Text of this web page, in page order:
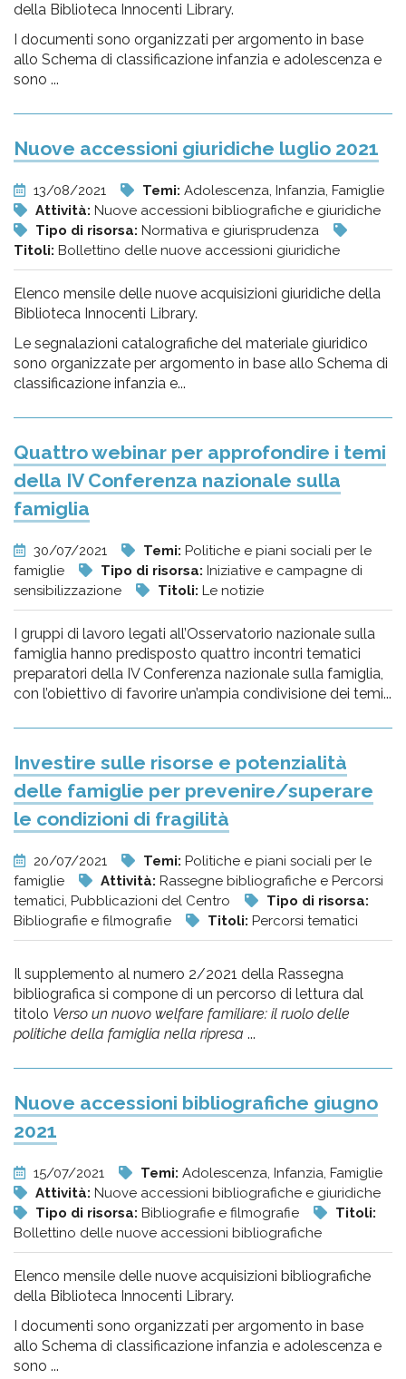
della Biblioteca Innocenti Library.
I documenti sono organizzati per argomento in base
allo Schema di classificazione infanzia e adolescenza e
sono ...
Nuove accessioni giuridiche luglio 2021
13/08/2021 Temi: Adolescenza, Infanzia, Famiglie
Attività: Nuove accessioni bibliografiche e giuridiche
Tipo di risorsa: Normativa e giurisprudenza
Titoli: Bollettino delle nuove accessioni giuridiche
Elenco mensile delle nuove acquisizioni giuridiche della
Biblioteca Innocenti Library.
Le segnalazioni catalografiche del materiale giuridico
sono organizzate per argomento in base allo Schema di
classificazione infanzia e...
Quattro webinar per approfondire i temi
della IV Conferenza nazionale sulla
famiglia
30/07/2021 Temi: Politiche e piani sociali per le
famiglie
Tipo di risorsa: Iniziative e campagne di
sensibilizzazione
Titoli: Le notizie
I gruppi di lavoro legati all’Osservatorio nazionale sulla
famiglia hanno predisposto quattro incontri tematici
preparatori della IV Conferenza nazionale sulla famiglia,
con l’obiettivo di favorire un’ampia condivisione dei temi...
Investire sulle risorse e potenzialità
delle famiglie per prevenire/superare
le condizioni di fragilità
20/07/2021 Temi: Politiche e piani sociali per le
famiglie
Attività: Rassegne bibliografiche e Percorsi
tematici, Pubblicazioni del Centro
Tipo di risorsa:
Bibliografie e filmografie
Titoli: Percorsi tematici
Il supplemento al numero 2/2021 della Rassegna
bibliografica si compone di un percorso di lettura dal
titolo Verso un nuovo welfare familiare: il ruolo delle
politiche della famiglia nella ripresa ...
Nuove accessioni bibliografiche giugno
2021
15/07/2021 Temi: Adolescenza, Infanzia, Famiglie
Attività: Nuove accessioni bibliografiche e giuridiche
Tipo di risorsa: Bibliografie e filmografie
Titoli:
Bollettino delle nuove accessioni bibliografiche
Elenco mensile delle nuove acquisizioni bibliografiche
della Biblioteca Innocenti Library.
I documenti sono organizzati per argomento in base
allo Schema di classificazione infanzia e adolescenza e
sono ...